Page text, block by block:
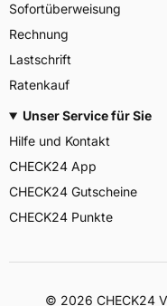
Sofortüberweisung
Rechnung
Lastschrift
Ratenkauf
Unser Service für Sie
Hilfe und Kontakt
CHECK24 App
CHECK24 Gutscheine
CHECK24 Punkte
© 2026 CHECK24